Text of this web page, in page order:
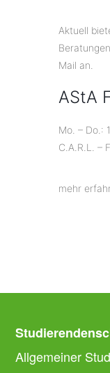
Aktuell
Mail an.
AStA
Mo. – Do.:
C.A.R.L. –
mehr
Allgemeiner